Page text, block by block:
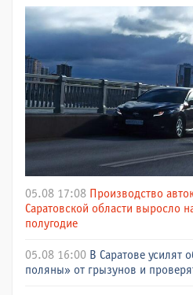
05.08 17:08 Производство
Саратовской области выросло
полугодие
05.08 16:00 В Саратове усилят
поляны» от грызунов и